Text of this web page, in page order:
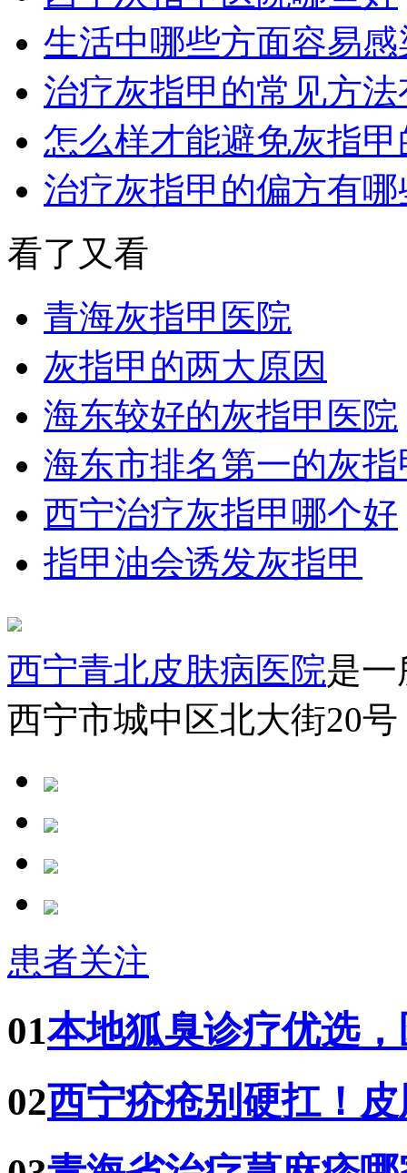
生活中哪些方面容易
治疗灰指甲的常见方
怎么样才能避免灰指
治疗灰指甲的偏方有哪
看了又看
青海灰指甲医院
灰指甲的两大原因
海东较好的灰指甲医院
海东市排名第一的灰
西宁治疗灰指甲哪个好
指甲油会诱发灰指甲
西宁青北皮肤病医院是
西宁市城中区北大街20
患者关注
01本地狐臭诊疗优选
02西宁疥疮别硬扛！